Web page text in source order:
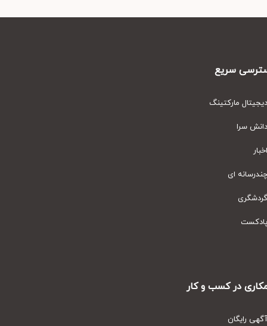
سریع
مارکتینگ
سرا
ای
در کسب و کار
رایگان